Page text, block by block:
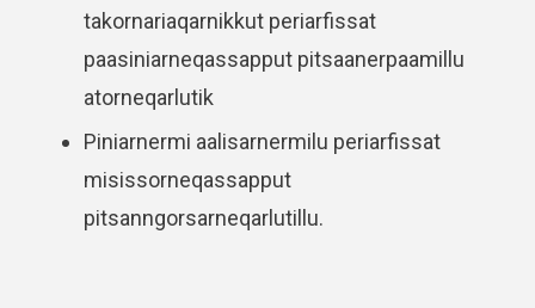
takornariaqarnikkut periarfissat
paasiniarneqassapput pitsaanerpaamillu
atorneqarlutik
Piniarnermi aalisarnermilu periarfissat
misissorneqassapput
pitsanngorsarneqarlutillu.